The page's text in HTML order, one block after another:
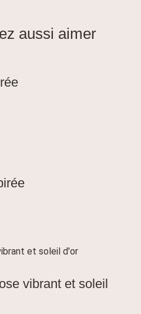
aussi aimer
vibrant et soleil